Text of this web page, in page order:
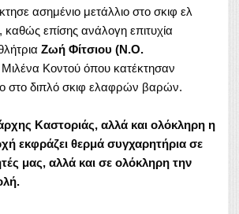
ασημένιο μετάλλιο στο σκιφ ελ
επίσης ανάλογη επιτυχία
Ζωή Φίτσιου (Ν.Ο.
Κοντού όπου κατέκτησαν
στο διπλό σκιφ ελαφρών βαρών.
Καστοριάς, αλλά και ολόκληρη η
εκφράζει θερμά συγχαρητήρια σε
μας, αλλά και σε ολόκληρη την